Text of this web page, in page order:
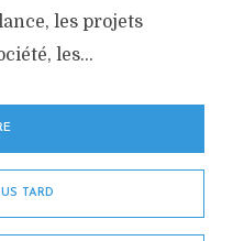
les projets
les...
TARD